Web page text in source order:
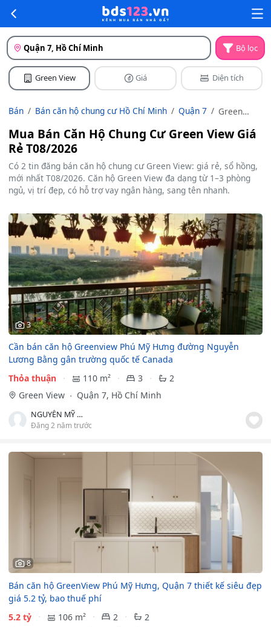
Quận 7, Hồ Chí Minh Bộ lọc
Green View Giá Diện tích
Bán Bán căn hộ chung cư Hồ Chí Minh Quận 7
Green
Mua Bán Căn Hộ Chung Cư Green View Giá
Rẻ T08/2026
Có 2 tin đăng bán căn hộ chung cư Green View: giá rẻ, sổ hồng,
mới nhất T08/2026. Căn hộ Green View đa dạng từ 1–3 phòng
ngủ, vị trí đẹp, có hỗ trợ vay ngân hàng, sang tên nhanh.
3
Cần bán căn hộ Greenview Phú Mỹ Hưng đường Nguyễn
Lương Bằng gân trường quốc tế Canada
Thỏa thuận
110 m² 3
2
Green View
Quận 7, Hồ Chí Minh
NGUYỄN MỸ TRÚC
Đăng 2 năm trước
8
Bán căn hộ GreenView Phú Mỹ Hưng, Quận 7 thiết kế siêu đẹp
giá 5.2 tỷ, bao thuế phí
5.2 tỷ
106 m² 2
2